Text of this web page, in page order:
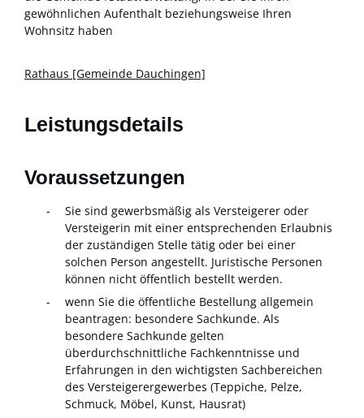
gewöhnlichen Aufenthalt beziehungsweise Ihren
Wohnsitz haben
Rathaus [Gemeinde Dauchingen]
Leistungsdetails
Voraussetzungen
Sie sind gewerbsmäßig als Versteigerer oder
Versteigerin mit einer entsprechenden Erlaubnis
der zuständigen Stelle tätig oder bei einer
solchen Person angestellt. Juristische Personen
können nicht öffentlich bestellt werden.
wenn Sie die öffentliche Bestellung allgemein
beantragen: besondere Sachkunde. Als
besondere Sachkunde gelten
überdurchschnittliche Fachkenntnisse und
Erfahrungen in den wichtigsten Sachbereichen
des Versteigerergewerbes (Teppiche, Pelze,
Schmuck, Möbel, Kunst, Hausrat)